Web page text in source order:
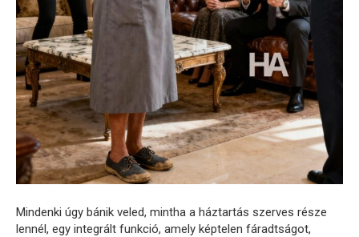
Mindenki úgy bánik veled, mintha a háztartás szerves része
lennél, egy integrált funkció, amely képtelen fáradtságot,